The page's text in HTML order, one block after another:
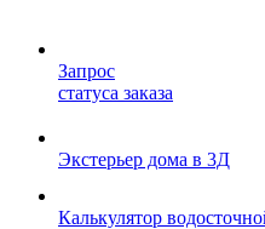
Запрос
статуса заказа
Экстерьер дома в 3Д
Калькулятор